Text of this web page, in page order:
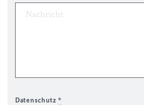
Datenschutz*